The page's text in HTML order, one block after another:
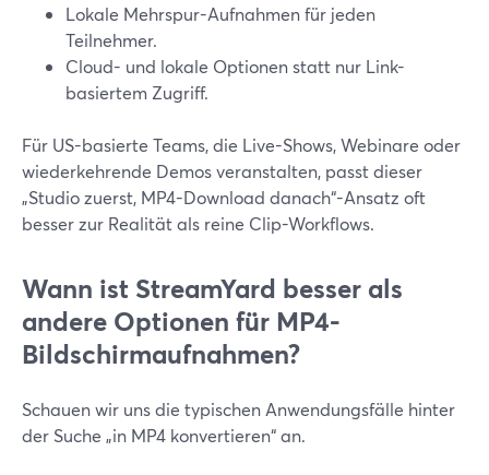
Lokale Mehrspur-Aufnahmen für jeden
Teilnehmer.
Cloud- und lokale Optionen statt nur Link-
basiertem Zugriff.
Für US-basierte Teams, die Live-Shows, Webinare oder
wiederkehrende Demos veranstalten, passt dieser
„Studio zuerst, MP4-Download danach“-Ansatz oft
besser zur Realität als reine Clip-Workflows.
Wann ist StreamYard besser als
andere Optionen für MP4-
Bildschirmaufnahmen?
Schauen wir uns die typischen Anwendungsfälle hinter
der Suche „in MP4 konvertieren“ an.